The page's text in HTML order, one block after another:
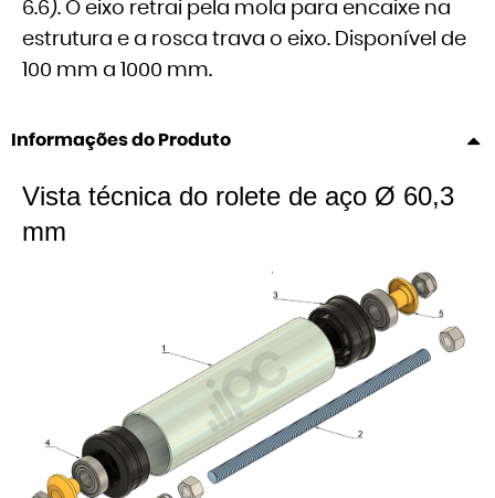
6.6). O eixo retrai pela mola para encaixe na
estrutura e a rosca trava o eixo. Disponível de
100 mm a 1000 mm.
Informações do Produto
Vista técnica do rolete de aço Ø 60,3
mm